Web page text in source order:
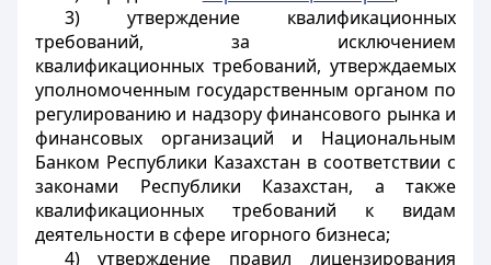
3) утверждение квалификационных
требований, за исключением
квалификационных требований, утверждаемых
уполномоченным государственным органом по
регулированию и надзору финансового рынка и
финансовых организаций и Национальным
Банком Республики Казахстан в соответствии с
законами Республики Казахстан, а также
квалификационных требований к видам
деятельности в сфере игорного бизнеса;
4) утверждение правил лицензирования